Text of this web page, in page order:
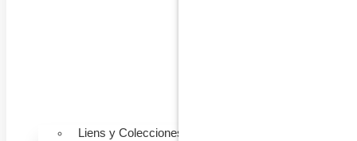
Liens y Colecciones